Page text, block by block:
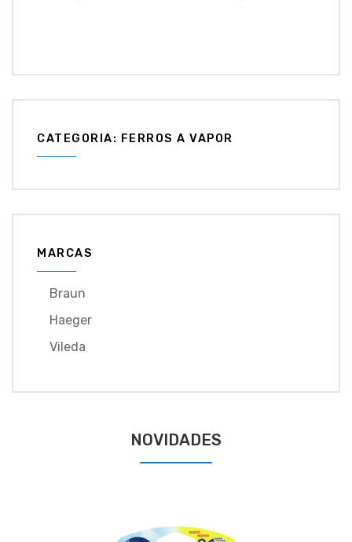
CATEGORIA: FERROS A VAPOR
MARCAS
Braun
Haeger
Vileda
NOVIDADES